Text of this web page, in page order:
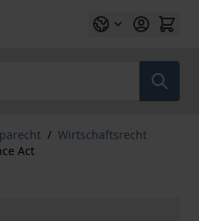
/ Wirtschaftsrecht
Act